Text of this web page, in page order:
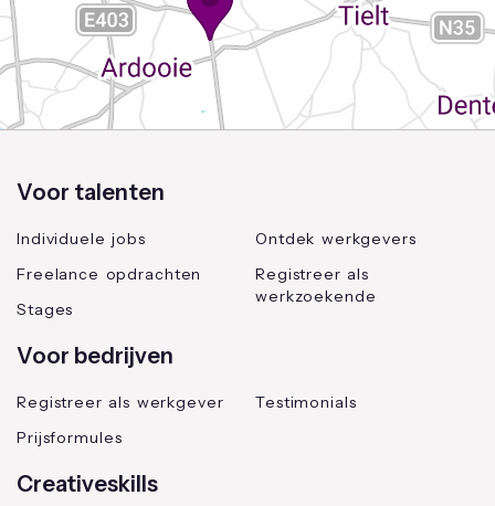
Voor talenten
Individuele jobs
Freelance opdrachten
Stages
Ontdek werkgevers
Registreer als
werkzoekende
Voor bedrijven
Registreer als werkgever
Prijsformules
Testimonials
Creativeskills